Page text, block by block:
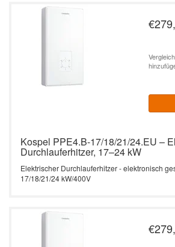
Kospel PPE4.B-17/18/21/24.EU –
Durchlauferhitzer, 17–24 kW
Elektrischer Durchlauferhitzer - elektronisch
17/18/21/24 kW/400V